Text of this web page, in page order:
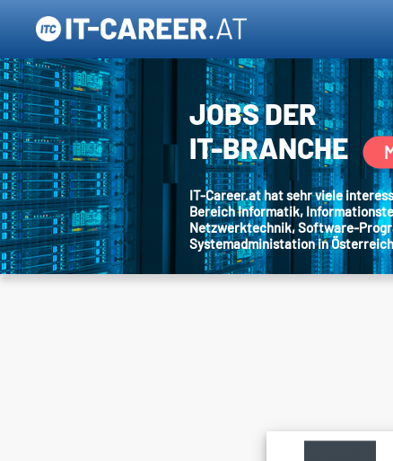
JOBS DER
IT-BRANCHE
IT-Career.at hat sehr viele
Bereich Informatik,
Netzwerktechnik, Software-
Systemadministation in